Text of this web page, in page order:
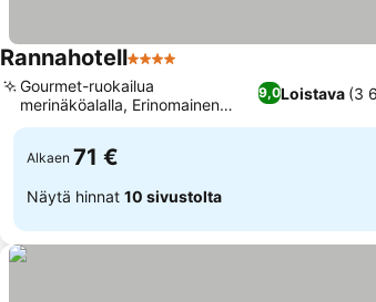
Rannahotell4 Tähtiluokitus
9,0Loistava (3
Gourmet-ruokailua
merinäköalalla, Erinomainen
rantasijainti
Alkaen 71 €
Näytä hinnat 10 sivustolta